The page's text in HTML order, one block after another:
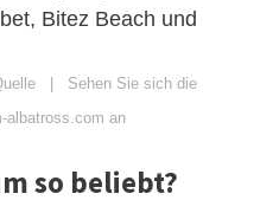
Bitez Beach und
| Sehen Sie sich die
albatross.com an
so beliebt?